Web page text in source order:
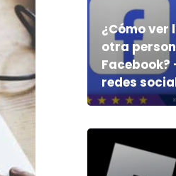
¿Cómo ver
otra
Facebook?
redes